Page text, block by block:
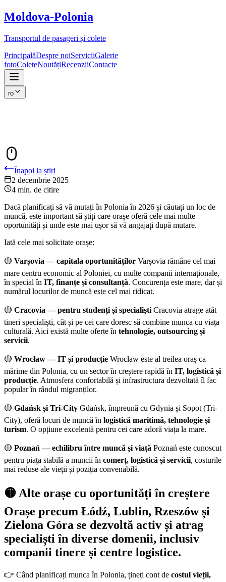
Moldova-Polonia
Transportul de pasageri și colete
PrincipalăDespre noiServiciiGalerie
fotoColeteNoutățiRecenziiContacte
ro
Înapoi la știri
2 decembrie 2025
4 min. de citire
Dacă planificați să vă mutați în Polonia în 2026 și căutați un loc de
muncă, este important să știți care orașe oferă cele mai multe
oportunități și unde este mai ușor să vă angajați după mutare.
Iată cele mai solicitate orașe:
🟡 Varșovia — capitala oportunităților Varșovia rămâne cel mai
mare centru economic al Poloniei, cu multe companii internaționale,
în special în IT, finanțe și consultanță. Concurența este mare, dar și
numărul locurilor de muncă este cel mai ridicat.
🟡 Cracovia — pentru studenți și specialiști Cracovia atrage atât
tineri specialiști, cât și pe cei care doresc să combine munca cu viața
culturală. Aici există multe oferte în tehnologie, outsourcing și
servicii.
🟡 Wrocław — IT și producție Wrocław este al treilea oraș ca
mărime din Polonia, cu un sector în creștere rapidă în IT, logistică și
producție. Atmosfera confortabilă și infrastructura dezvoltată îl fac
popular în rândul migranților.
🟡 Gdańsk și Tri-City Gdańsk, împreună cu Gdynia și Sopot (Tri-
City), oferă locuri de muncă în logistică maritimă, tehnologie și
turism. O opțiune excelentă pentru cei care adoră viața la mare.
🟡 Poznań — echilibru între muncă și viață Poznań este cunoscut
pentru piața stabilă a muncii în comerț, logistică și servicii, costurile
mai reduse ale vieții și poziția convenabilă.
🟡 Alte orașe cu oportunități în creștere
Orașe precum Łódź, Lublin, Rzeszów și
Zielona Góra se dezvoltă activ și atrag
specialiști în diverse domenii, inclusiv
companii tinere și centre logistice.
👉 Când planificați munca în Polonia, țineți cont de costul vieții,